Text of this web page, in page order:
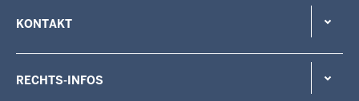
KONTAKT
RECHTS-INFOS